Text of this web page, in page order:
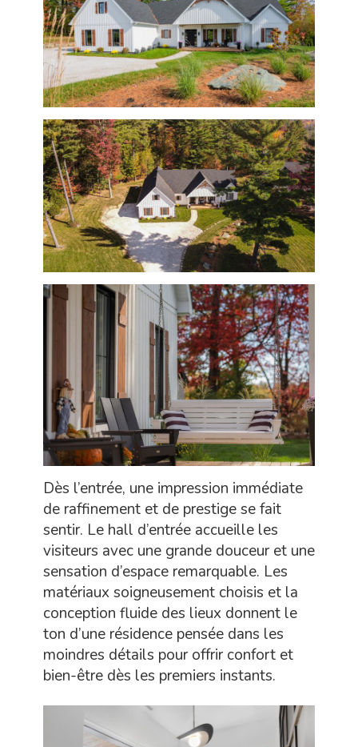
Dès l’entrée, une impression immédiate
de raffinement et de prestige se fait
sentir. Le hall d’entrée accueille les
visiteurs avec une grande douceur et une
sensation d’espace remarquable. Les
matériaux soigneusement choisis et la
conception fluide des lieux donnent le
ton d’une résidence pensée dans les
moindres détails pour offrir confort et
bien-être dès les premiers instants.